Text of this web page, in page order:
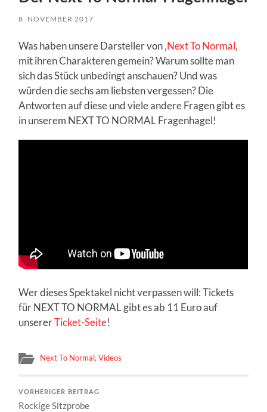
8. NOVEMBER 2017
Was haben unsere Darsteller von ‚Next To Normal‚
mit ihren Charakteren gemein? Warum sollte man
sich das Stück unbedingt anschauen? Und was
würden die sechs am liebsten vergessen? Die
Antworten auf diese und viele andere Fragen gibt es
in unserem NEXT TO NORMAL Fragenhagel!
Wer dieses Spektakel nicht verpassen will: Tickets
für NEXT TO NORMAL gibt es ab 11 Euro auf
unsererTicket-Seite!
Next To Normal,Videos
VORHERIGER BEITRAG
Rockige Sitzprobe